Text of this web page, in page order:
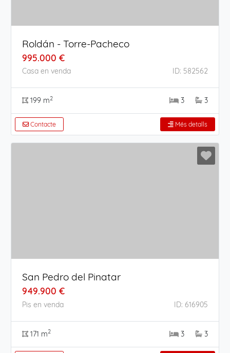
Roldán - Torre-Pacheco
995.000 €
Casa en venda ID: 582562
199 m2 3 3
Contacte Més detalls
San Pedro del Pinatar
949.900 €
Pis en venda ID: 616905
171 m2 3 3